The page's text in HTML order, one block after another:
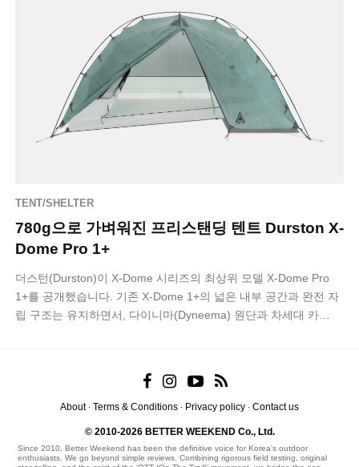
TENT/SHELTER
780g으로 가벼워진 프리스탠딩 텐트 Durston X-
Dome Pro 1+
더스턴(Durston)이 X-Dome 시리즈의 최상위 모델 X-Dome Pro
1+를 공개했습니다. 기존 X-Dome 1+의 넓은 내부 공간과 완전 자
립 구조는 유지하면서, 다이니마(Dyneema) 원단과 차세대 카…
About· Terms & Conditions · Privacy policy · Contact us
© 2010-2026 BETTER WEEKEND Co., Ltd.
Since 2010, Better Weekend has been the definitive voice for Korea’s outdoor
enthusiasts. We go beyond simple reviews. Combining rigorous field testing, original